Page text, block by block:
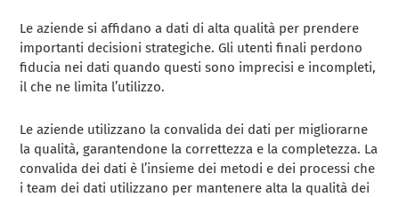
Le aziende si affidano a dati di alta qualità per prendere
importanti decisioni strategiche. Gli utenti finali perdono
fiducia nei dati quando questi sono imprecisi e incompleti,
il che ne limita l’utilizzo.
Le aziende utilizzano la convalida dei dati per migliorarne
la qualità, garantendone la correttezza e la completezza. La
convalida dei dati è l’insieme dei metodi e dei processi che
i team dei dati utilizzano per mantenere alta la qualità dei